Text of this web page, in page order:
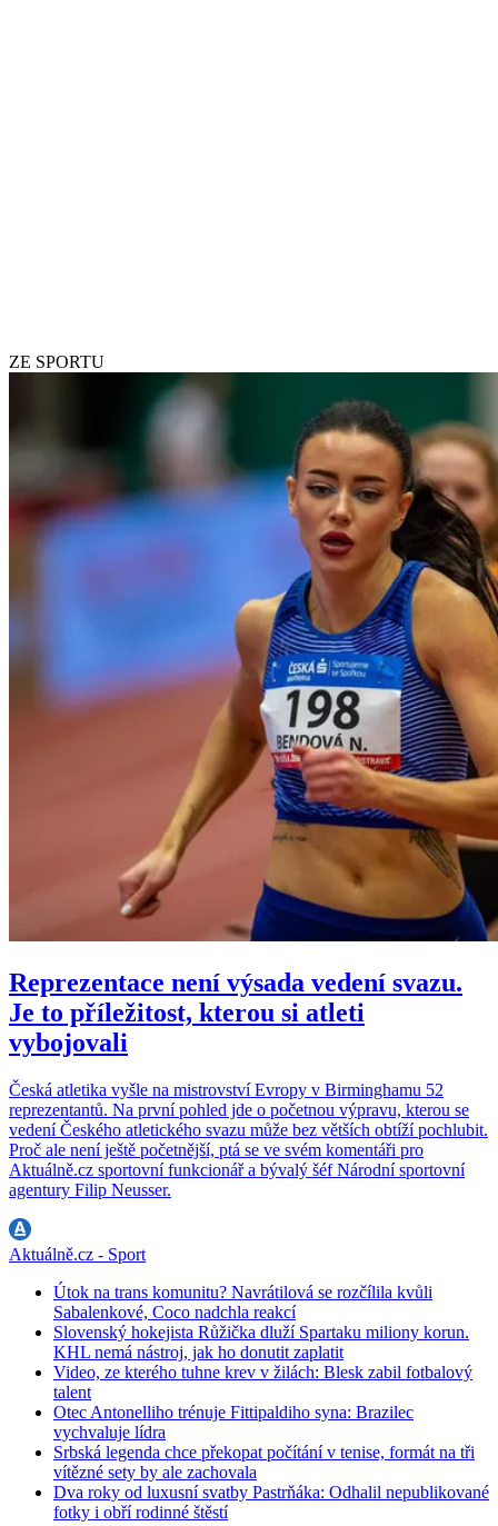
ZE SPORTU
Reprezentace není výsada vedení svazu.
Je to příležitost, kterou si atleti
vybojovali
Česká atletika vyšle na mistrovství Evropy v Birminghamu 52
reprezentantů. Na první pohled jde o početnou výpravu, kterou se
vedení Českého atletického svazu může bez větších obtíží pochlubit.
Proč ale není ještě početnější, ptá se ve svém komentáři pro
Aktuálně.cz sportovní funkcionář a bývalý šéf Národní sportovní
agentury Filip Neusser.
Aktuálně.cz - Sport
Útok na trans komunitu? Navrátilová se rozčílila kvůli
Sabalenkové, Coco nadchla reakcí
Slovenský hokejista Růžička dluží Spartaku miliony korun.
KHL nemá nástroj, jak ho donutit zaplatit
Video, ze kterého tuhne krev v žilách: Blesk zabil fotbalový
talent
Otec Antonelliho trénuje Fittipaldiho syna: Brazilec
vychvaluje lídra
Srbská legenda chce překopat počítání v tenise, formát na tři
vítězné sety by ale zachovala
Dva roky od luxusní svatby Pastrňáka: Odhalil nepublikované
fotky i obří rodinné štěstí